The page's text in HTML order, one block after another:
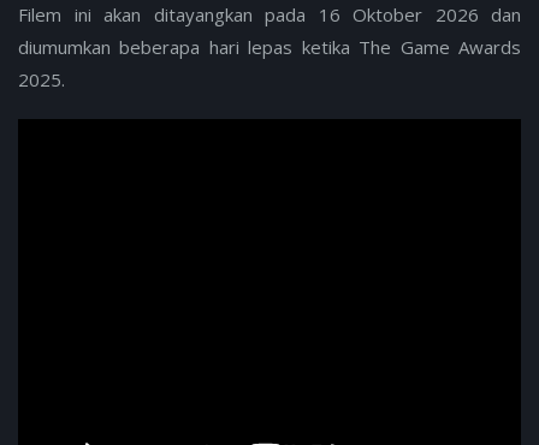
Filem ini akan ditayangkan pada 16 Oktober 2026 dan
diumumkan beberapa hari lepas ketika The Game Awards
2025.